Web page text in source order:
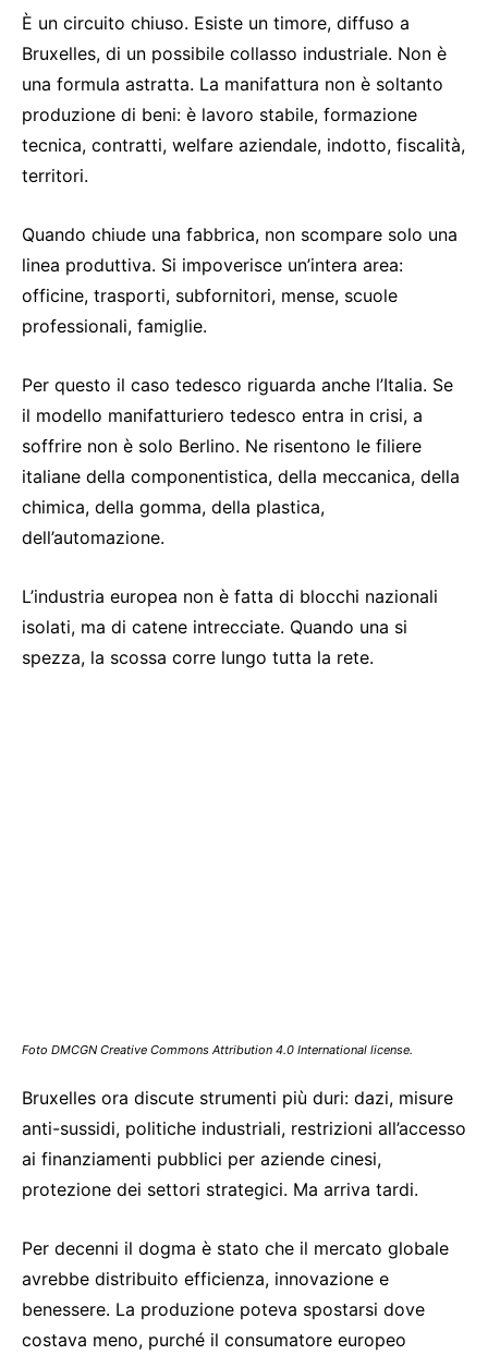
È un circuito chiuso. Esiste un timore, diffuso a
Bruxelles, di un possibile collasso industriale. Non è
una formula astratta. La manifattura non è soltanto
produzione di beni: è lavoro stabile, formazione
tecnica, contratti, welfare aziendale, indotto, fiscalità,
territori.
Quando chiude una fabbrica, non scompare solo una
linea produttiva. Si impoverisce un’intera area:
officine, trasporti, subfornitori, mense, scuole
professionali, famiglie.
Per questo il caso tedesco riguarda anche l’Italia. Se
il modello manifatturiero tedesco entra in crisi, a
soffrire non è solo Berlino. Ne risentono le filiere
italiane della componentistica, della meccanica, della
chimica, della gomma, della plastica,
dell’automazione.
L’industria europea non è fatta di blocchi nazionali
isolati, ma di catene intrecciate. Quando una si
spezza, la scossa corre lungo tutta la rete.
Foto DMCGN Creative Commons Attribution 4.0 International license.
Bruxelles ora discute strumenti più duri: dazi, misure
anti-sussidi, politiche industriali, restrizioni all’accesso
ai finanziamenti pubblici per aziende cinesi,
protezione dei settori strategici. Ma arriva tardi.
Per decenni il dogma è stato che il mercato globale
avrebbe distribuito efficienza, innovazione e
benessere. La produzione poteva spostarsi dove
costava meno, purché il consumatore europeo